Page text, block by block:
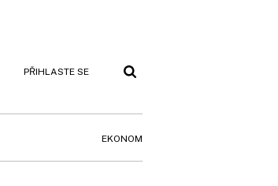
PŘIHLASTE SE
EKONOM